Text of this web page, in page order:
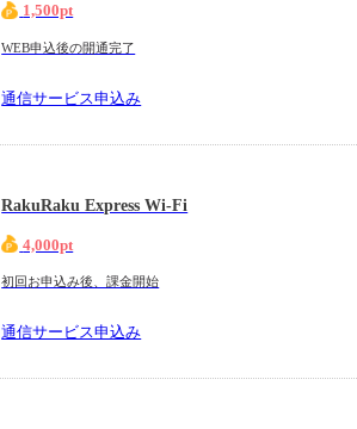
1,500pt
WEB申込後の開通完了
通信サービス申込み
RakuRaku Express Wi-Fi
4,000pt
初回お申込み後、課金開始
通信サービス申込み